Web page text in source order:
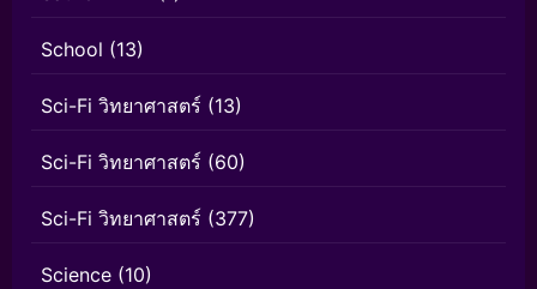
School (13)
Sci-Fi วิทยาศาสตร์ (13)
Sci-Fi วิทยาศาสตร์ (60)
Sci-Fi วิทยาศาสตร์ (377)
Science (10)